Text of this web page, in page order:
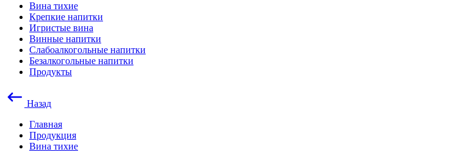
Вина тихие
Крепкие напитки
Игристые вина
Винные напитки
Слабоалкогольные напитки
Безалкогольные напитки
Продукты
Назад
Главная
Продукция
Вина тихие